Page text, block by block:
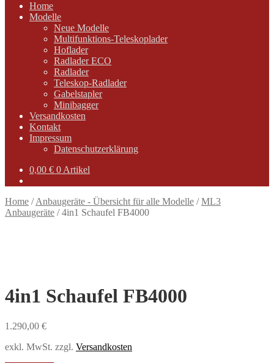
Home
Modelle
Neue Modelle
Multifunktions-Teleskoplader
Hoflader
Radlader ECO
Radlader
Teleskop-Radlader
Gabelstapler
Minibagger
Versandkosten
Kontakt
Impressum
Datenschutzerklärung
0,00 € 0 Artikel
Home /Anbaugeräte - Übersicht für alle Modelle /ML3
Anbaugeräte /4in1 Schaufel FB4000
4in1 Schaufel FB4000
1.290,00 €
exkl. MwSt. zzgl. Versandkosten